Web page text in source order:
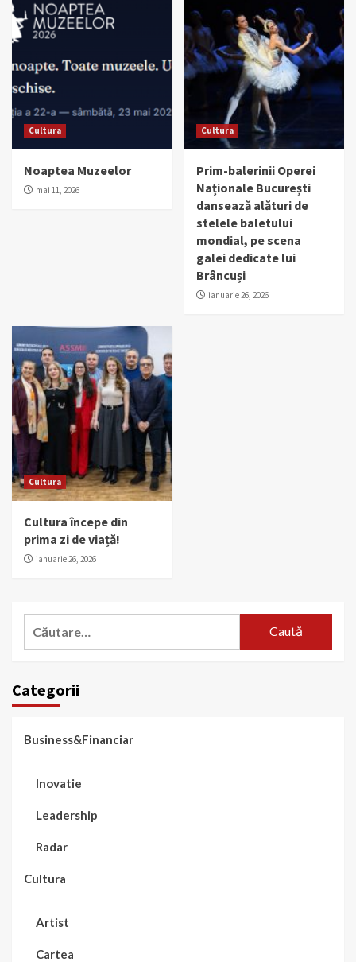
Cultura
Noaptea Muzeelor
mai 11, 2026
Cultura
Prim-balerinii Operei
Naționale București
dansează alături de
stelele baletului
mondial, pe scena
galei dedicate lui
Brâncuși
ianuarie 26, 2026
Cultura
Cultura începe din
prima zi de viață!
ianuarie 26, 2026
Categorii
Business&Financiar
Inovatie
Leadership
Radar
Cultura
Artist
Cartea